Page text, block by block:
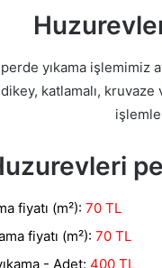
yıkama işlemimiz
katlamalı,
fiyatı (m²): 70 TL
fiyatı (m²): 70 TL
- Adet: 400 TL